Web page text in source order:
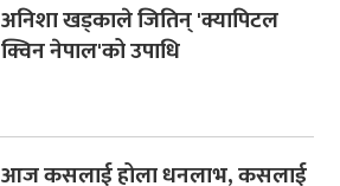
अनिशा खड्काले जितिन् 'क्यापिटल
क्विन नेपाल'को उपाधि
आज कसलाई होला धनलाभ, कसलाई